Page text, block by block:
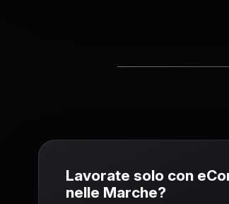
Lavorate solo con
nelle Marche?